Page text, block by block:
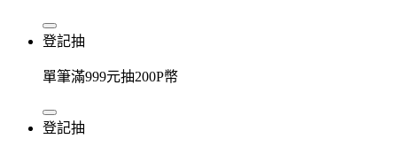
登記抽
單筆滿999元抽200P幣
登記抽